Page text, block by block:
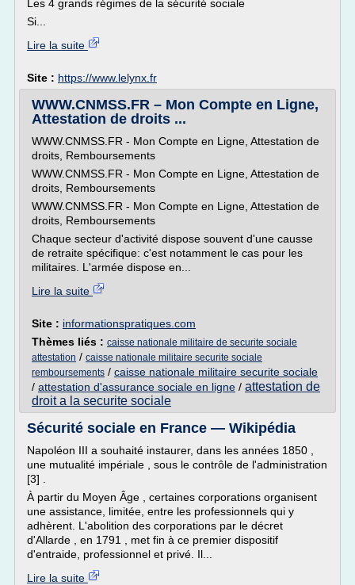
Les 4 grands régimes de la sécurité sociale
Si...
Lire la suite
Site : https://www.lelynx.fr
WWW.CNMSS.FR – Mon Compte en Ligne,
Attestation de droits ...
WWW.CNMSS.FR - Mon Compte en Ligne, Attestation de
droits, Remboursements
WWW.CNMSS.FR - Mon Compte en Ligne, Attestation de
droits, Remboursements
WWW.CNMSS.FR - Mon Compte en Ligne, Attestation de
droits, Remboursements
Chaque secteur d'activité dispose souvent d'une causse
de retraite spécifique: c'est notamment le cas pour les
militaires. L'armée dispose en...
Lire la suite
Site : informationspratiques.com
Thèmes liés : caisse nationale militaire de securite sociale
attestation / caisse nationale militaire securite sociale
remboursements / caisse nationale militaire securite sociale
/ attestation d'assurance sociale en ligne / attestation de
droit a la securite sociale
Sécurité sociale en France — Wikipédia
Napoléon III a souhaité instaurer, dans les années 1850 ,
une mutualité impériale , sous le contrôle de l'administration
[3] .
À partir du Moyen Âge , certaines corporations organisent
une assistance, limitée, entre les professionnels qui y
adhèrent. L'abolition des corporations par le décret
d'Allarde , en 1791 , met fin à ce premier dispositif
d'entraide, professionnel et privé. Il...
Lire la suite